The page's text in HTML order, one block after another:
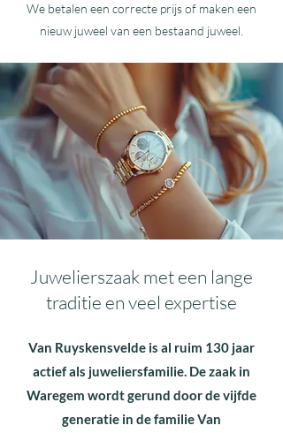
We betalen een correcte prijs of maken een
nieuw juweel van een bestaand juweel.
Juwelierszaak met een lange
traditie en veel expertise
Van Ruyskensvelde is al ruim 130 jaar
actief als juweliersfamilie. De zaak in
Waregem wordt gerund door de vijfde
generatie in de familie Van